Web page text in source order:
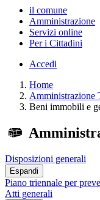
il comune
Amministrazione
Servizi online
Per i Cittadini
Accedi
Home
Amministrazione
Beni immobili e
Disposizioni generali
Espandi
Piano triennale per
Atti generali